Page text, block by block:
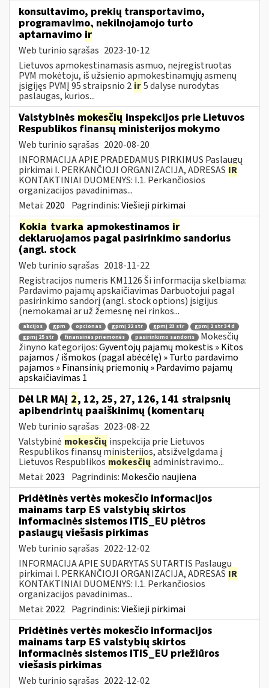
konsultavimo, prekių transportavimo,
programavimo, nekilnojamojo turto
aptarnavimo ir
Web turinio sąrašas 2023-10-12
Lietuvos apmokestinamasis asmuo, neįregistruotas
PVM mokėtoju, iš užsienio apmokestinamųjų asmenų
įsigijęs PVMĮ 95 straipsnio 2 ir5 dalyse nurodytas
paslaugas, kurios...
Valstybinės mokesčių inspekcijos prie Lietuvos
Respublikos finansų ministerijos mokymo
Web turinio sąrašas 2020-08-20
INFORMACIJA APIE PRADEDAMUS PIRKIMUS Paslaugų
pirkimai I. PERKANČIOJI ORGANIZACIJA, ADRESAS IR
KONTAKTINIAI DUOMENYS: I.1. Perkančiosios
organizacijos pavadinimas...
Metai: 2020 Pagrindinis:Viešieji pirkimai
Kokia tvarka apmokestinamos ir
deklaruojamos pagal pasirinkimo sandorius
(angl. stock
Web turinio sąrašas 2018-11-22
Registracijos numeris KM1126 Ši informacija skelbiama:
Pardavimo pajamų apskaičiavimas Darbuotojui pagal
pasirinkimo sandorį (angl. stock options) įsigijus
(nemokamai ar už žemesnę nei rinkos...
akcijos gpm opcionas gpmį 22 str gpmį 23 str
gpmį 2 str 34 d
gpmį 25 str
finansinės priemonės pasirinkimo sandoris
Mokesčių
žinyno kategorijos:Gyventojų pajamų mokestis » Kitos
pajamos / išmokos (pagal abėcėlę) » Turto pardavimo
pajamos » Finansinių priemonių » Pardavimo pajamų
apskaičiavimas 1
Dėl LR MAĮ 2, 12, 25, 27, 126, 141 straipsnių
apibendrintų paaiškinimų (komentarų
Web turinio sąrašas 2023-08-22
Valstybinė mokesčių inspekcija prie Lietuvos
Respublikos finansų ministerijos, atsižvelgdama į
Lietuvos Respublikos mokesčių administravimo...
Metai: 2023 Pagrindinis: Mokesčio naujiena
Pridėtinės vertės mokesčio informacijos
mainams tarp ES valstybių skirtos
informacinės sistemos ITIS_EU plėtros
paslaugų viešasis pirkimas
Web turinio sąrašas 2022-12-02
INFORMACIJA APIE SUDARYTAS SUTARTIS Paslaugų
pirkimai I. PERKANČIOJI ORGANIZACIJA, ADRESAS IR
KONTAKTINIAI DUOMENYS: I.1. Perkančiosios
organizacijos pavadinimas...
Metai: 2022 Pagrindinis:Viešieji pirkimai
Pridėtinės vertės mokesčio informacijos
mainams tarp ES valstybių skirtos
informacinės sistemos ITIS_EU priežiūros
viešasis pirkimas
Web turinio sąrašas 2022-12-02